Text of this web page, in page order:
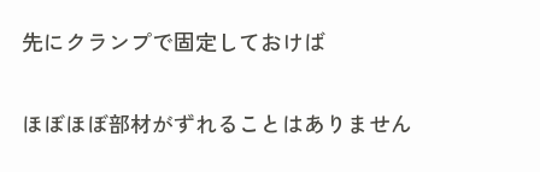
先にクランプで固定しておけば
ほぼほぼ部材がずれることはありません